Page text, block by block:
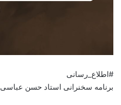
#اطلاع_رسانی
برنامه سخنرانی استاد حسن عباسی